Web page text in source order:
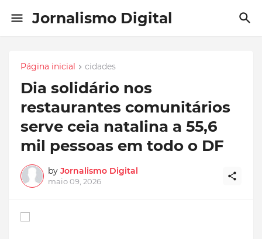
Jornalismo Digital
Página inicial cidades
Dia solidário nos
restaurantes comunitários
serve ceia natalina a 55,6
mil pessoas em todo o DF
by Jornalismo Digital
maio 09, 2026